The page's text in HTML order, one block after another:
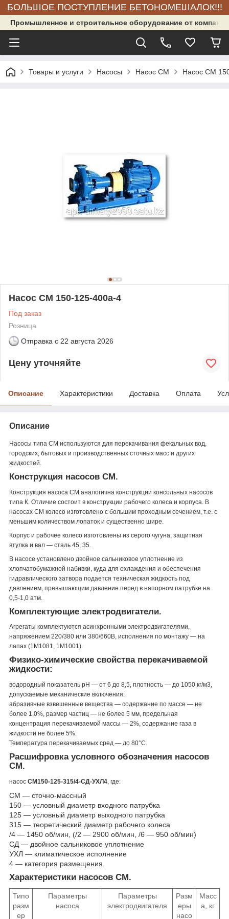
БОЛЬШОЕ ПОСТУПЛЕНИЕ БЕТОНОМЕШАЛОК!!!
Промышленное и строительное оборудование от
Товары и услуги Насосы Насос СМ Насос СМ
Насос СМ 150-125-400а-4
Под заказ
Розница
Отправка с 22 августа 2026
Цену уточняйте
Описание Характеристики Доставка Оплата
Описание
Насосы типа СМ используются для перекачивания фекальных вод,
городских, бытовых и производственных сточных масс и других
жидкостей.
Конструкция насосов СМ.
Конструкция насоса СМ аналогична конструкции консольных насосов
типа К . Отличие состоит в конструкции рабочего колеса и корпуса. В
насосах СМ колесо изготовлено с большим проходным сечением, т.е. с
меньшим количеством лопаток и существенно шире.
Корпус и рабочее колесо изготовлены из серого чугуна, защитная
втулка и вал ― сталь 45, 35.
В насосе установлено двойное сальниковое уплотнение из
хлопчатобумажной набивки, куда для охлаждения и обеспечения
гидравлического затвора подается техническая жидкость под
давлением, превышающим давление перед в напорном патрубке на
0,5-1,0 атм.
Комплектующие электродвигатели.
Агрегаты комплектуются асинхронными электродвигателями,
напряжением 220/380 или 380/660В, исполнения по монтажу ― на
лапах (1М1081, 1М1001).
Физико-химические свойства перекачиваемой
жидкости:
водородный показатель pH ― от 6 до 8,5, плотность ― до 1050 кг/м3,
допускаемые механические включения:
абразивные взвешенные вещества ― содержание по массе ― не
более 1,0%, размер частиц ― не более 5 мм, предельная
концентрация перекачиваемой массы ― 2%, содержание газа в
жидкости не более 5%.
Температура перекачиваемых сред ― до 80°С.
Расшифровка условного обозначения насосов
СМ.
насос СМ150-125-315/4-СД-УХЛ4 , где:
СМ ― сточно-массный
150 ― условный диаметр входного патрубка
125 ― условный диаметр выходного патрубка
315 ― теоретический диаметр рабочего колеса
/4 ― 1450 об/мин, (/2 ― 2900 об/мин, /6 ― 950 об/мин)
СД ― двойное сальниковое уплотнение
УХЛ ― климатическое исполнение
4 ― категория размещения.
Характеристики насосов СМ.
Типо
разм
ер
Параметры
насоса
Параметры
электродвигателя
Разм
еры
насо
Масс
а, кг